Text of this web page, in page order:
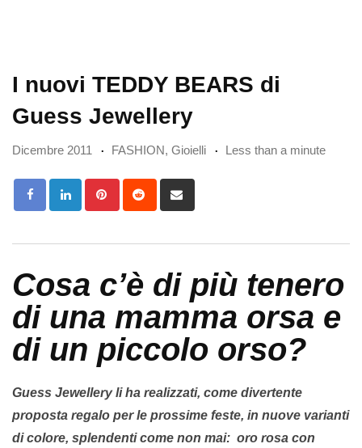
I nuovi TEDDY BEARS di
Guess Jewellery
Dicembre 2011 FASHION, Gioielli Less than a minute
PinterestReddit
via
Cosa c’è di più tenero
di una mamma orsa e
di un piccolo orso?
Guess Jewellery li ha realizzati, come divertente
proposta regalo per le prossime feste, in nuove varianti
di colore, splendenti come non mai: oro rosa con